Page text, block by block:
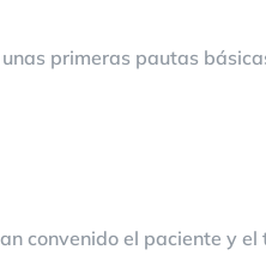
primeras pautas
convenido el paciente y